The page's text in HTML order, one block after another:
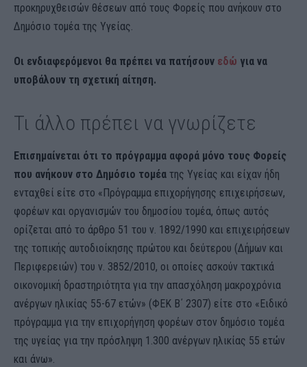
προκηρυχθεισών θέσεων από τους Φορείς που ανήκουν στο
Δημόσιο τομέα της Υγείας.
Οι ενδιαφερόμενοι θα πρέπει να πατήσουν εδώ για να
υποβάλουν τη σχετική αίτηση.
Τι άλλο πρέπει να γνωρίζετε
Επισημαίνεται ότι το πρόγραμμα αφορά μόνο τους Φορείς
που ανήκουν στο Δημόσιο τομέα της Υγείας και είχαν ήδη
ενταχθεί είτε στο «Πρόγραμμα επιχορήγησης επιχειρήσεων,
φορέων και οργανισμών του δημοσίου τομέα, όπως αυτός
ορίζεται από το άρθρο 51 του ν. 1892/1990 και επιχειρήσεων
της τοπικής αυτοδιοίκησης πρώτου και δεύτερου (Δήμων και
Περιφερειών) του ν. 3852/2010, οι οποίες ασκούν τακτικά
οικονομική δραστηριότητα για την απασχόληση μακροχρόνια
ανέργων ηλικίας 55-67 ετών» (ΦΕΚ Β΄ 2307) είτε στο «Ειδικό
πρόγραμμα για την επιχορήγηση φορέων στον δημόσιο τομέα
της υγείας για την πρόσληψη 1.300 ανέργων ηλικίας 55 ετών
και άνω».